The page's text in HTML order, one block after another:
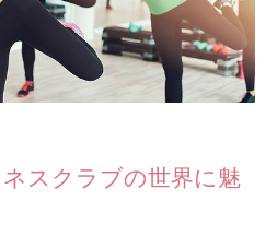
スクラブの世界に魅